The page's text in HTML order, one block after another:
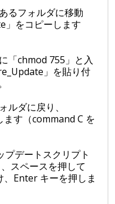
るフォルダに移動
」をコピーします
「chmod 755」と入
」を貼り付
ルダに戻り、
ます（command C を
プデートスクリプト
スペースを押して
、Enter キーを押しま